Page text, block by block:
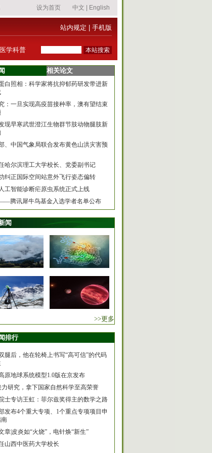
站内规定 手机版
医学科普
相关论文
白照相：科学家将抗抑郁药研发带进新
：一旦实现高疫苗接种率，澳有望结束
现早寒武世澄江生物群节肢动物腿肢新
、中国气象局联合发布黄色山洪灾害预
哈尔滨理工大学校长、党委副书记
纠正国际空间站意外飞行姿态偏转
工智能诊断疟原虫系统正式上线
腾讯犀牛鸟基金入选学者名单公布
闻
>>更多
排行
腿后，他在轮椅上书写“高可信”的代码
原地球系统模型1.0版在京发布
力研究，拿下国家自然科学至高荣誉
士专访王虹：菲尔兹奖得主的数学之路
发布4个重大专项、1个重点专项项目申
章|皮炎如“火烧”，电针焕“新生”
山西中医药大学校长